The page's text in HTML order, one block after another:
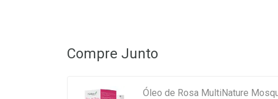
Compre Junto
Óleo de Rosa MultiNature